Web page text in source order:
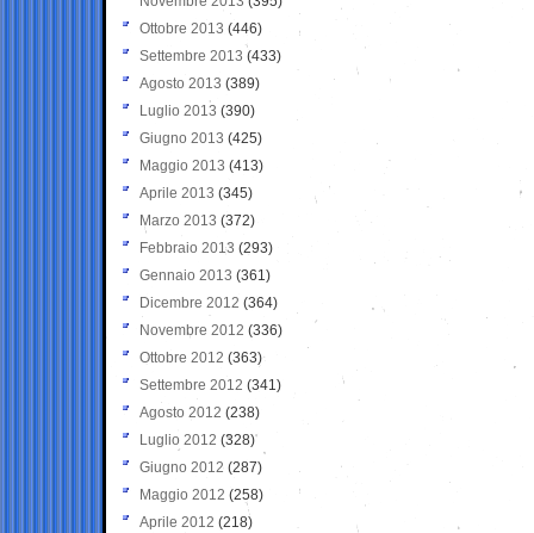
Ottobre 2013 (446)
Settembre 2013 (433)
Agosto 2013 (389)
Luglio 2013 (390)
Giugno 2013 (425)
Maggio 2013 (413)
Aprile 2013 (345)
Marzo 2013 (372)
Febbraio 2013 (293)
Gennaio 2013 (361)
Dicembre 2012 (364)
Novembre 2012 (336)
Ottobre 2012 (363)
Settembre 2012 (341)
Agosto 2012 (238)
Luglio 2012 (328)
Giugno 2012 (287)
Maggio 2012 (258)
Aprile 2012 (218)